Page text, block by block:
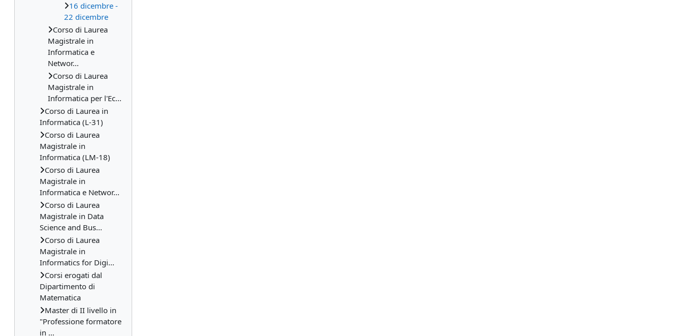
16 dicembre -
22 dicembre
Corso di Laurea
Magistrale in
Informatica e
Networ...
Corso di Laurea
Magistrale in
Informatica per l'Ec...
Corso di Laurea in
Informatica (L-31)
Corso di Laurea
Magistrale in
Informatica (LM-18)
Corso di Laurea
Magistrale in
Informatica e Networ...
Corso di Laurea
Magistrale in Data
Science and Bus...
Corso di Laurea
Magistrale in
Informatics for Digi...
Corsi erogati dal
Dipartimento di
Matematica
Master di II livello in
"Professione formatore
in ...